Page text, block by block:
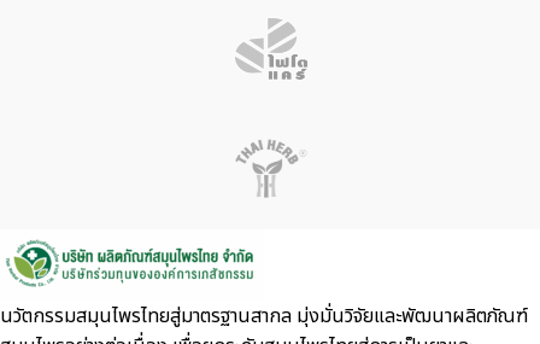
นวัตกรรมสมุนไพรไทยสู่มาตรฐานสากล มุ่งมั่นวิจัยและพัฒนาผลิตภัณฑ์